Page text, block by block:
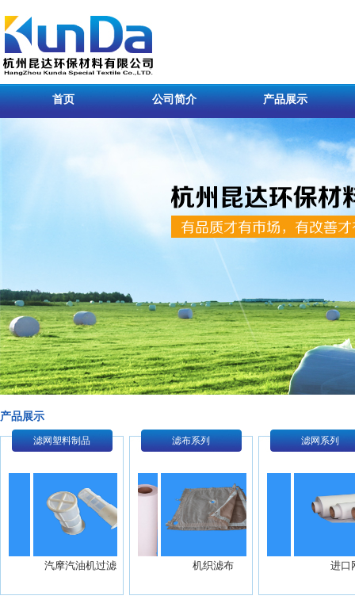
首页 公司简介 产品展示
产品展示
滤网塑料制品 滤布系列 滤网系列